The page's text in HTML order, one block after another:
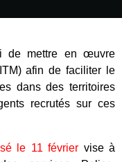
de mettre en œuvre
afin de faciliter le
dans des territoires
recrutés sur ces
le 11 février vise à